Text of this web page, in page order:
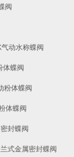
阀
动水称蝶阀
体蝶阀
粉体蝶阀
体蝶阀
封蝶阀
式金属密封蝶阀